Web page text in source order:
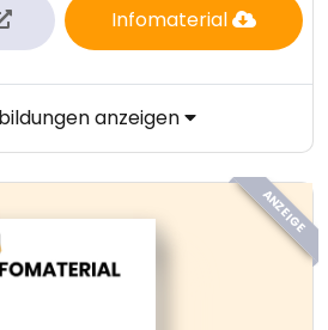
Infomaterial
anzeigen
ANZEIGE